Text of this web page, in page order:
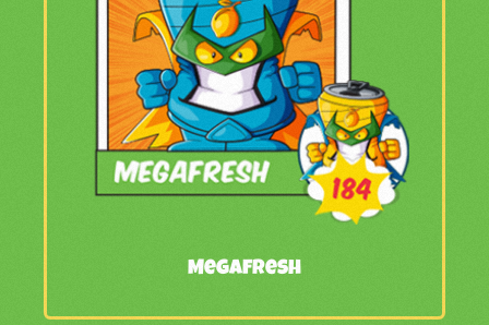
Megafresh